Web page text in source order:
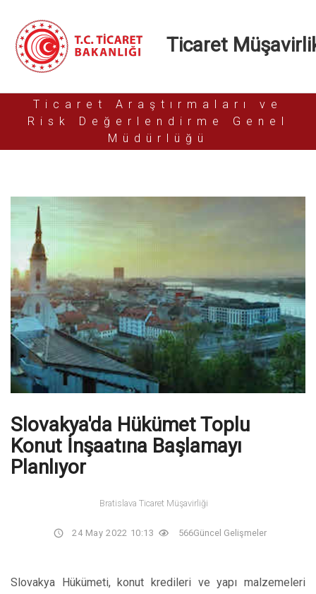
Ticaret
Ticaret Araştırmaları ve
Risk Değerlendirme Genel
Müdürlüğü
Slovakya'da Hükümet Toplu
Konut İnşaatına Başlamayı
Planlıyor
Bratislava Ticaret Müşavirliği
24 May 2022 10:13 566Güncel Gelişmeler
Slovakya Hükümeti, konut kredileri ve yapı malzemeleri